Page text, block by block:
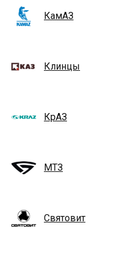
КамАЗ
Клинцы
КрАЗ
МТЗ
Святовит